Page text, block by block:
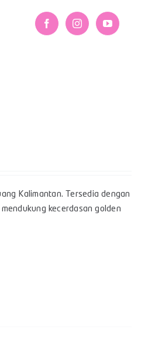
Kalimantan. Tersedia dengan
kecerdasan golden